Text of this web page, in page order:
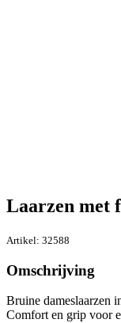
Laarzen met
Artikel: 32588
Omschrijving
Bruine dameslaarzen
Comfort en grip voor